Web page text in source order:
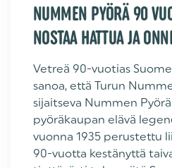
NUMMEN PYÖRÄ 90
NOSTAA HATTUA JA
Vetreä 90-vuotias
sanoa, että Turun
sijaitseva Nummen
pyöräkaupan elävä
vuonna 1935 perustettu
90-vuotta kestänyttä